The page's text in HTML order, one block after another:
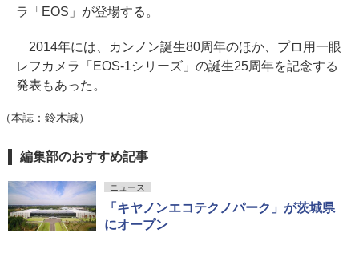
ラ「EOS」が登場する。
2014年には、カンノン誕生80周年のほか、プロ用一眼
レフカメラ「EOS-1シリーズ」の誕生25周年を記念する
発表もあった。
（本誌：鈴木誠）
編集部のおすすめ記事
ニュース
「キヤノンエコテクノパーク」が茨城県
にオープン